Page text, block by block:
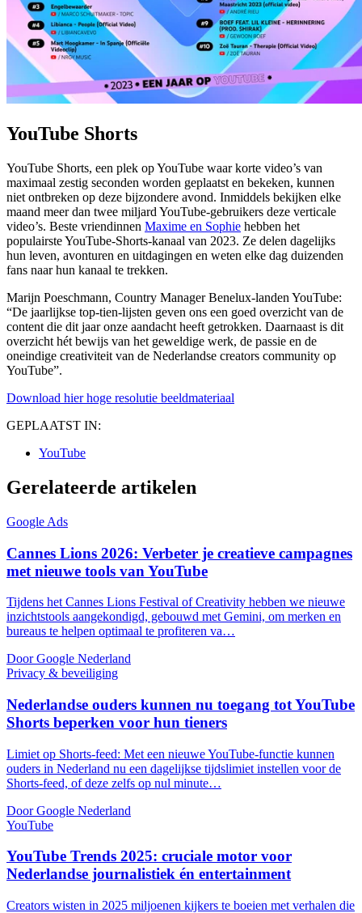
YouTube Shorts
YouTube Shorts, een plek op YouTube waar korte video’s van
maximaal zestig seconden worden geplaatst en bekeken, kunnen
niet ontbreken op deze bijzondere avond. Inmiddels bekijken elke
maand meer dan twee miljard YouTube-gebruikers deze verticale
video’s. Beste vriendinnen Maxime en Sophie hebben het
populairste YouTube-Shorts-kanaal van 2023. Ze delen dagelijks
hun leven, avonturen en uitdagingen en weten elke dag duizenden
fans naar hun kanaal te trekken.
Marijn Poeschmann, Country Manager Benelux-landen YouTube:
“De jaarlijkse top-tien-lijsten geven ons een goed overzicht van de
content die dit jaar onze aandacht heeft getrokken. Daarnaast is dit
overzicht hét bewijs van het geweldige werk, de passie en de
oneindige creativiteit van de Nederlandse creators community op
YouTube”.
Download hier hoge resolutie beeldmateriaal
GEPLAATST IN:
YouTube
Gerelateerde artikelen
Google Ads
Cannes Lions 2026: Verbeter je creatieve campagnes
met nieuwe tools van YouTube
Tijdens het Cannes Lions Festival of Creativity hebben we nieuwe
inzichtstools aangekondigd, gebouwd met Gemini, om merken en
bureaus te helpen optimaal te profiteren va…
Door Google Nederland
Privacy & beveiliging
Nederlandse ouders kunnen nu toegang tot YouTube
Shorts beperken voor hun tieners
Limiet op Shorts-feed: Met een nieuwe YouTube-functie kunnen
ouders in Nederland nu een dagelijkse tijdslimiet instellen voor de
Shorts-feed, of deze zelfs op nul minute…
Door Google Nederland
YouTube
YouTube Trends 2025: cruciale motor voor
Nederlandse journalistiek én entertainment
Creators wisten in 2025 miljoenen kijkers te boeien met verhalen die